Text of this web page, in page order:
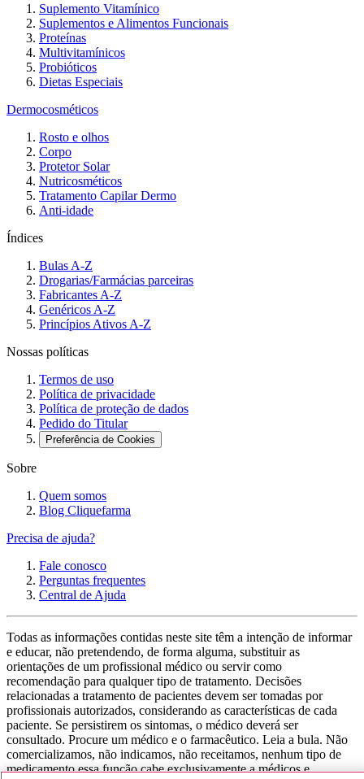
Suplemento Vitamínico
Suplementos e Alimentos Funcionais
Proteínas
Multivitamínicos
Probióticos
Dietas Especiais
Dermocosméticos
Rosto e olhos
Corpo
Protetor Solar
Nutricosméticos
Tratamento Capilar Dermo
Anti-idade
Índices
Bulas A-Z
Drogarias/Farmácias parceiras
Fabricantes A-Z
Genéricos A-Z
Princípios Ativos A-Z
Nossas políticas
Termos de uso
Política de privacidade
Política de proteção de dados
Pedido do Titular
Preferência de Cookies
Sobre
Quem somos
Blog Cliquefarma
Precisa de ajuda?
Fale conosco
Perguntas frequentes
Central de Ajuda
Todas as informações contidas neste site têm a intenção de informar
e educar, não pretendendo, de forma alguma, substituir as
orientações de um profissional médico ou servir como
recomendação para qualquer tipo de tratamento. Decisões
relacionadas a tratamento de pacientes devem ser tomadas por
profissionais autorizados, considerando as características de cada
paciente. Se persistirem os sintomas, o médico deverá ser
consultado. Procure um médico e o farmacêutico. Leia a bula. Não
comercializamos, não indicamos, não receitamos, nenhum tipo de
medicamento essa função cabe exclusivamente a médicos e